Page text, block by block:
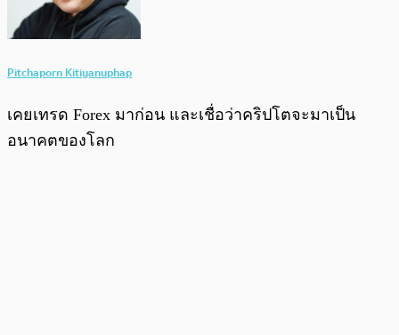
Pitchaporn Kitiyanuphap
เคยเทรด Forex มาก่อน และเชื่อว่าคริปโตจะมาเป็น
อนาคตของโลก